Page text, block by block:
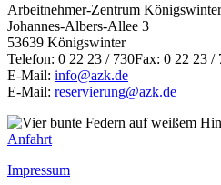
Arbeitnehmer-Zentrum
Johannes-Albers-Allee 3
53639 Königswinter
Telefon: 0 22 23 / 730Fax: 0 22 23 /
E-Mail: info@azk.de
E-Mail: reservierung@azk.de
Anfahrt
Impressum